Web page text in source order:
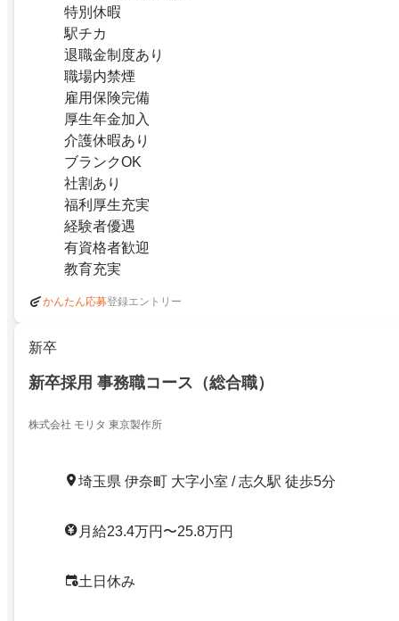
特別休暇
駅チカ
退職金制度あり
職場内禁煙
雇用保険完備
厚生年金加入
介護休暇あり
ブランクOK
社割あり
福利厚生充実
経験者優遇
有資格者歓迎
教育充実
かんたん応募登録エントリー
新卒
新卒採用 事務職コース（総合職）
株式会社 モリタ 東京製作所
埼玉県 伊奈町 大字小室 / 志久駅 徒歩5分
月給23.4万円〜25.8万円
土日休み